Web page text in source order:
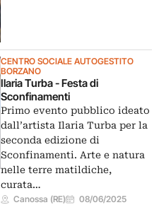
CENTRO SOCIALE AUTOGESTITO
BORZANO
Ilaria Turba - Festa di
Sconfinamenti
Primo evento pubblico ideato
dall’artista Ilaria Turba per la
seconda edizione di
Sconfinamenti. Arte e natura
nelle terre matildiche,
curata…
Canossa (RE) 08/06/2025